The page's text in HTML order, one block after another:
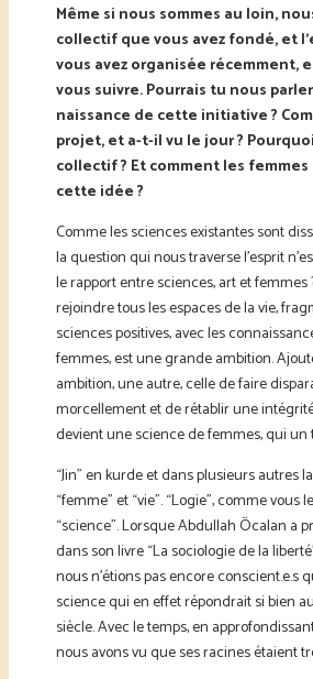
Même si nous sommes au loin,
collectif que vous avez fondé, et
vous avez organisée récemment,
vous suivre. Pourrais tu nous
naissance de cette initiative ?
projet, et a-t-il vu le jour ?
collectif ? Et comment les
cette idée ?
Comme les sciences existantes sont
la question qui nous traverse l’esprit
le rapport entre sciences, art et femmes
rejoindre tous les espaces de la vie,
sciences positives, avec les
femmes, est une grande ambition.
ambition, une autre, celle de faire
morcellement et de rétablir une
devient une science de femmes, qui un
“Jin” en kurde et dans plusieurs autres
“femme” et “vie”. “Logie”, comme vous
“science”. Lorsque Abdullah Öcalan a
dans son livre “La sociologie de la
nous n’étions pas encore conscient.e.s
science qui en effet répondrait si bien
siècle. Avec le temps, en
nous avons vu que ses racines étaient